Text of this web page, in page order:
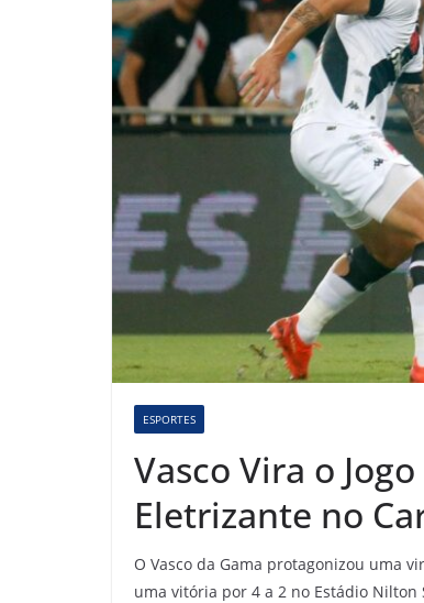
ESPORTES
Vasco Vira o
Eletrizante no
O Vasco da Gama protagonizou uma
uma vitória por 4 a 2 no Estádio Nilton